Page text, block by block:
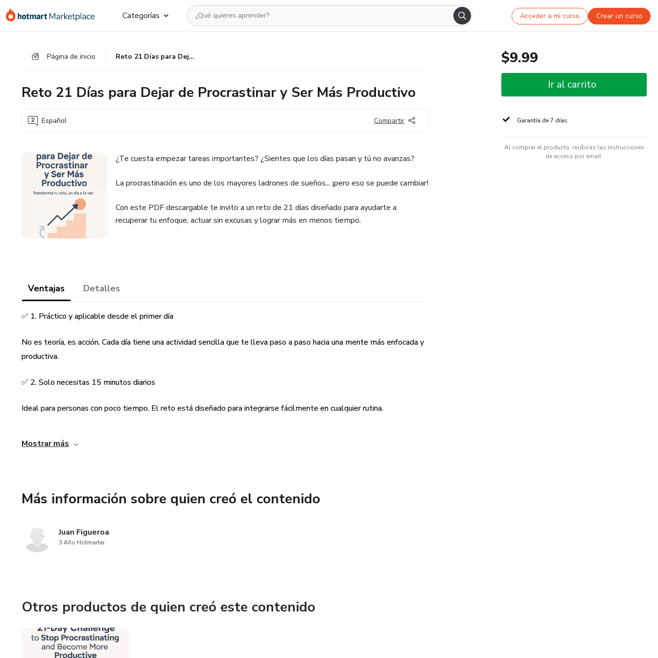
Categorías Acceder a mi curso Crear un curso
Página de inicio Reto 21 Días para Dejar de Procrastinar y Ser Más Productivo
Reto 21 Días para Dejar de Procrastinar y Ser Más Productivo
Español Compartir
¿Te cuesta empezar tareas importantes? ¿Sientes que los días pasan y tú no avanzas?
La procrastinación es uno de los mayores ladrones de sueños... ¡pero eso se puede cambiar!
Con este PDF descargable te invito a un reto de 21 días diseñado para ayudarte a
recuperar tu enfoque, actuar sin excusas y lograr más en menos tiempo.
Ventajas Detalles
✅ 1. Práctico y aplicable desde el primer día
No es teoría, es acción. Cada día tiene una actividad sencilla que te lleva paso a paso hacia una mente más enfocada y
productiva.
✅ 2. Solo necesitas 15 minutos diarios
Ideal para personas con poco tiempo. El reto está diseñado para integrarse fácilmente en cualquier rutina.
Mostrar más
Más información sobre quien creó el contenido
Juan Figueroa
3 Año Hotmarter
Otros productos de quien creó este contenido
$9.99
Ir al carrito
Garantía de 7 días
Al comprar el producto, recibirás las instrucciones
de acceso por email.